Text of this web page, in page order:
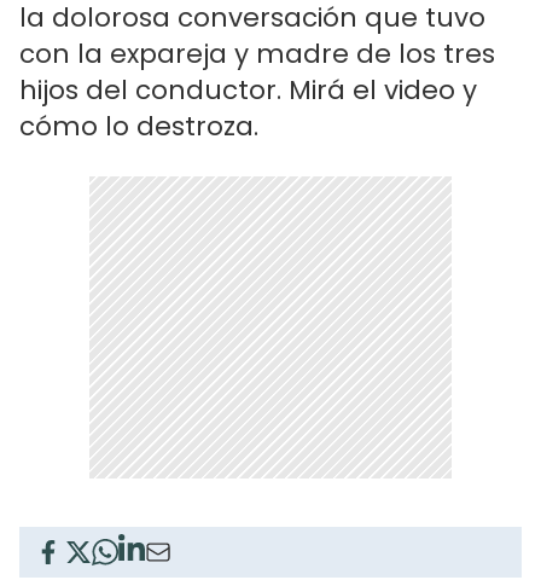
la dolorosa conversación que tuvo
con la expareja y madre de los tres
hijos del conductor. Mirá el video y
cómo lo destroza.